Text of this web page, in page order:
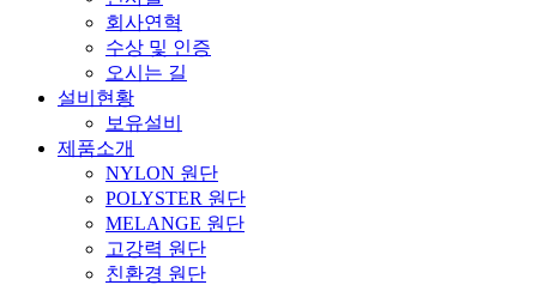
회사연혁
수상 및 인증
오시는 길
설비현황
보유설비
제품소개
NYLON 원단
POLYSTER 원단
MELANGE 원단
고강력 원단
친환경 원단